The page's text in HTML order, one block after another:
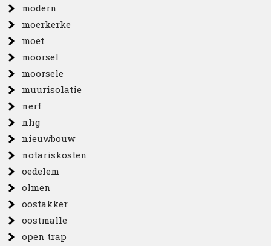
modern
moerkerke
moet
moorsel
moorsele
muurisolatie
nerf
nhg
nieuwbouw
notariskosten
oedelem
olmen
oostakker
oostmalle
open trap